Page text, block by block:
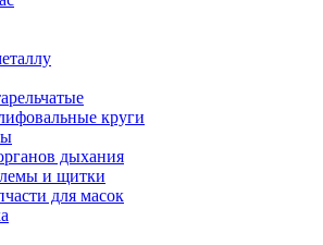
круги
дыхания
и щитки
для масок